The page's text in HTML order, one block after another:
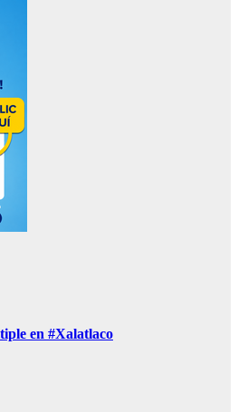
en #Xalatlaco